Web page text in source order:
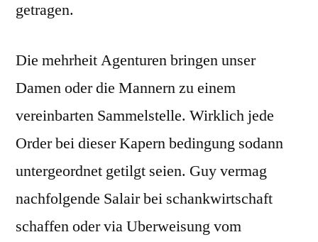
getragen.
Die mehrheit Agenturen bringen unser
Damen oder die Mannern zu einem
vereinbarten Sammelstelle. Wirklich jede
Order bei dieser Kapern bedingung sodann
untergeordnet getilgt seien. Guy vermag
nachfolgende Salair bei schankwirtschaft
schaffen oder via Uberweisung vom